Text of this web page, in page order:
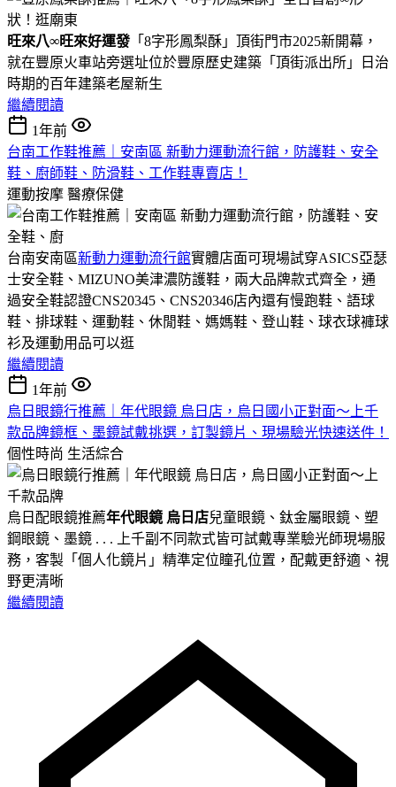
旺來八∞旺來好運發 「8字形鳳梨酥」頂街門市2025新開幕，
就在豐原火車站旁選址位於豐原歷史建築「頂街派出所」日治
時期的百年建築老屋新生
繼續閱讀
1年前
台南工作鞋推薦｜安南區 新動力運動流行館，防護鞋、安全
鞋、廚師鞋、防滑鞋、工作鞋專賣店！
運動按摩 醫療保健
台南安南區新動力運動流行館實體店面可現場試穿ASICS亞瑟
士安全鞋、MIZUNO美津濃防護鞋，兩大品牌款式齊全，通
過安全鞋認證CNS20345、CNS20346店內還有慢跑鞋、語球
鞋、排球鞋、運動鞋、休閒鞋、媽媽鞋、登山鞋、球衣球褲球
衫及運動用品可以逛
繼續閱讀
1年前
烏日眼鏡行推薦｜年代眼鏡 烏日店，烏日國小正對面～上千
款品牌鏡框、墨鏡試戴挑選，訂製鏡片、現場驗光快速送件！
個性時尚 生活綜合
烏日配眼鏡推薦年代眼鏡 烏日店兒童眼鏡、鈦金屬眼鏡、塑
鋼眼鏡、墨鏡 . . . 上千副不同款式皆可試戴專業驗光師現場服
務，客製「個人化鏡片」精準定位瞳孔位置，配戴更舒適、視
野更清晰
繼續閱讀